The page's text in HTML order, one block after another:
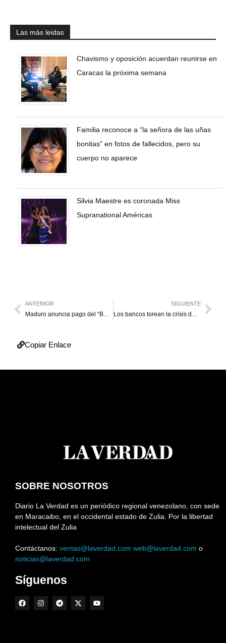
Las más leidas
Chavismo y oposición acuerdan reunirse en
Caracas la próxima semana
Familia reconoce a “la señora de las uñas
bonitas” en fotos de fallecidos, pero su
cuerpo no aparece
Silvia Maestre es coronada Miss
Supranational Américas
ANTERIOR
Maduro anuncia pago del “Bono de Reyes” el 6 de enero
SIGUIENTE
Los bancos torean la crisis del efectivo
Copiar Enlace
SOBRE NOSOTROS
Diario La Verdad es un periódico regional venezolano, con sede
en Maracaibo, en el occidental estado de Zulia. Por la libertad
intelectual del Zulia
Contáctanos: ventas@laverdad.com web@laverdad.com o
noticias@laverdad.com
Síguenos